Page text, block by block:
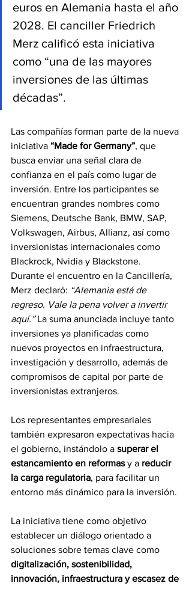
euros en Alemania hasta el año
2028. El canciller Friedrich
Merz calificó esta iniciativa
como “una de las mayores
inversiones de las últimas
décadas”.
Las compañías forman parte de la nueva
iniciativa “Made for Germany”, que
busca enviar una señal clara de
confianza en el país como lugar de
inversión. Entre los participantes se
encuentran grandes nombres como
Siemens, Deutsche Bank, BMW, SAP,
Volkswagen, Airbus, Allianz, así como
inversionistas internacionales como
Blackrock, Nvidia y Blackstone.
Durante el encuentro en la Cancillería,
Merz declaró: “Alemania está de
regreso. Vale la pena volver a invertir
aquí.” La suma anunciada incluye tanto
inversiones ya planificadas como
nuevos proyectos en infraestructura,
investigación y desarrollo, además de
compromisos de capital por parte de
inversionistas extranjeros.
Los representantes empresariales
también expresaron expectativas hacia
el gobierno, instándolo a superar el
estancamiento en reformas y a reducir
la carga regulatoria, para facilitar un
entorno más dinámico para la inversión.
La iniciativa tiene como objetivo
establecer un diálogo orientado a
soluciones sobre temas clave como
digitalización, sostenibilidad,
innovación, infraestructura y escasez de